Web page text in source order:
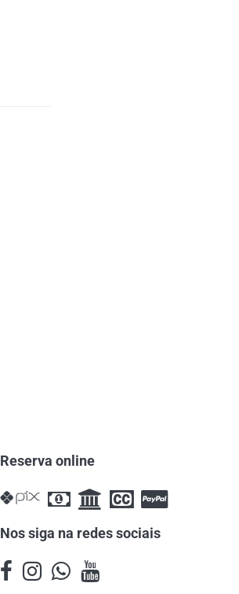
Reserva online
Nos siga na redes sociais